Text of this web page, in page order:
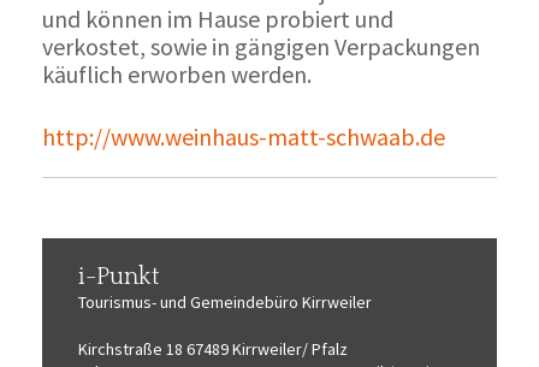
und können im Hause probiert und
verkostet, sowie in gängigen Verpackungen
käuflich erworben werden.
http://www.weinhaus-matt-schwaab.de
i-Punkt
Tourismus-und Gemeindebüro Kirrweiler
Kirchstraße 18 67489 Kirrweiler/ Pfalz